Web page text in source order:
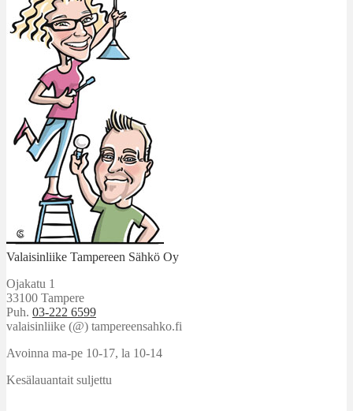
Valaisinliike Tampereen Sähkö Oy
Ojakatu 1
33100 Tampere
Puh. 03-222 6599
valaisinliike (@) tampereensahko.fi
Avoinna ma-pe 10-17, la 10-14
Kesälauantait suljettu